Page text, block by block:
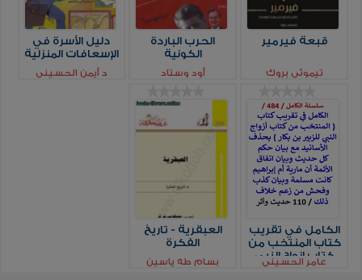
قبعة فيرمير
تيموثي بروك
الحرب الباردة
الكونية
أود وستاد
دليل الأسرة في
الإسعافات المنزلية
د أيمن الحسينى
الكامل في تقريب
كتاب المنتخب من
كتاب ازواج النبي
وبيان اتفاق الائمة ان
عامر الحسيني
العبقرية - تاريخ
الفكرة
بسام طه ياسين